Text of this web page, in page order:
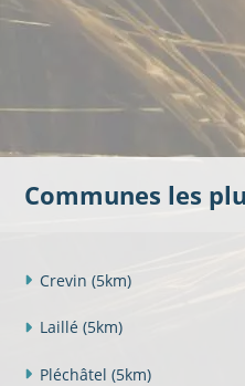
Communes les
Crevin (5km)
Laillé (5km)
Pléchâtel (5km)